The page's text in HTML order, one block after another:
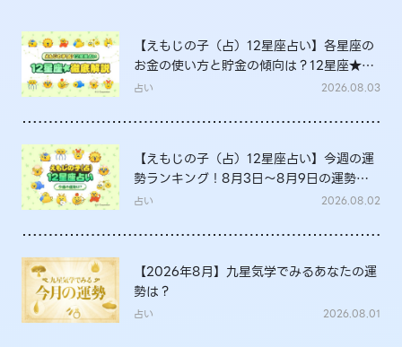
【えもじの子（占）12星座占い】各星座の
お金の使い方と貯金の傾向は？12星座★徹
底解説
占い 2026.08.03
【えもじの子（占）12星座占い】今週の運
勢ランキング！8月3日～8月9日の運勢
は？
占い 2026.08.02
【2026年8月】九星気学でみるあなたの運
勢は？
占い 2026.08.01